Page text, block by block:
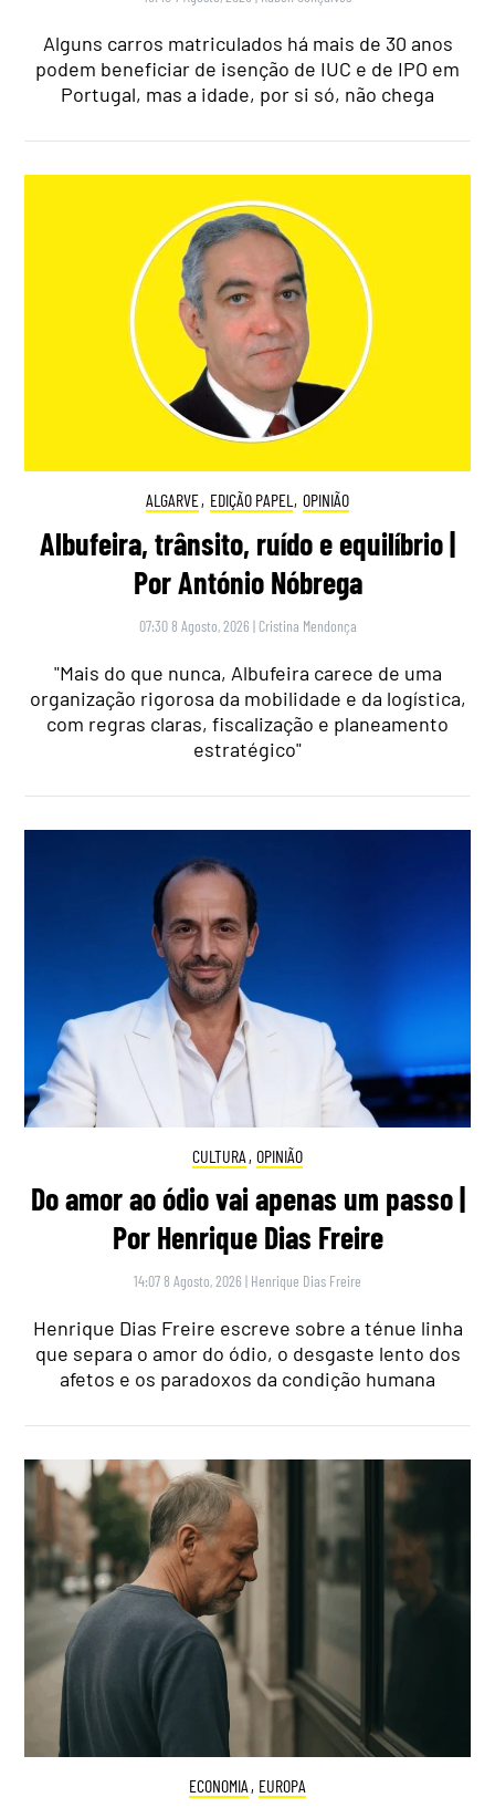
Alguns carros matriculados há mais de 30 anos
podem beneficiar de isenção de IUC e de IPO em
Portugal, mas a idade, por si só, não chega
ALGARVE, EDIÇÃO PAPEL , OPINIÃO
Albufeira, trânsito, ruído e equilíbrio |
Por António Nóbrega
07:30 8 Agosto, 2026 | Cristina Mendonça
"Mais do que nunca, Albufeira carece de uma
organização rigorosa da mobilidade e da logística,
com regras claras, fiscalização e planeamento
estratégico"
CULTURA , OPINIÃO
Do amor ao ódio vai apenas um passo |
Por Henrique Dias Freire
14:07 8 Agosto, 2026 | Henrique Dias Freire
Henrique Dias Freire escreve sobre a ténue linha
que separa o amor do ódio, o desgaste lento dos
afetos e os paradoxos da condição humana
ECONOMIA , EUROPA